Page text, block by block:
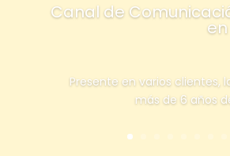
Canal de
Presente en varios clientes,
más de 6 años